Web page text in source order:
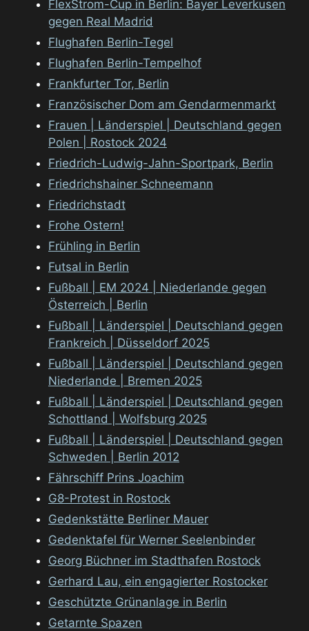
FlexStrom-Cup in Berlin: Bayer Leverkusen
gegen Real Madrid
Flughafen Berlin-Tegel
Flughafen Berlin-Tempelhof
Frankfurter Tor, Berlin
Französischer Dom am Gendarmenmarkt
Frauen | Länderspiel | Deutschland gegen
Polen | Rostock 2024
Friedrich-Ludwig-Jahn-Sportpark, Berlin
Friedrichshainer Schneemann
Friedrichstadt
Frohe Ostern!
Frühling in Berlin
Futsal in Berlin
Fußball | EM 2024 | Niederlande gegen
Österreich | Berlin
Fußball | Länderspiel | Deutschland gegen
Frankreich | Düsseldorf 2025
Fußball | Länderspiel | Deutschland gegen
Niederlande | Bremen 2025
Fußball | Länderspiel | Deutschland gegen
Schottland | Wolfsburg 2025
Fußball | Länderspiel | Deutschland gegen
Schweden | Berlin 2012
Fährschiff Prins Joachim
G8-Protest in Rostock
Gedenkstätte Berliner Mauer
Gedenktafel für Werner Seelenbinder
Georg Büchner im Stadthafen Rostock
Gerhard Lau, ein engagierter Rostocker
Geschützte Grünanlage in Berlin
Getarnte Spazen